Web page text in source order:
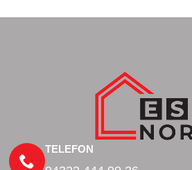
TELEFON